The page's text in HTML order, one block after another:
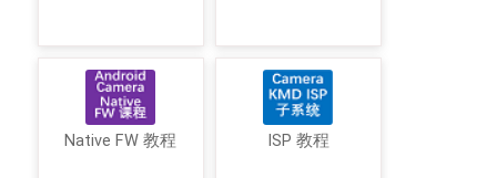
Native FW 教程 ISP 教程